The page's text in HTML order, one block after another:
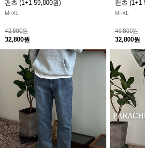
팬츠 (1+1 59,800원)
M~XL
42,800원
32,800원
팬츠 (1+1
M~XL
46,800원
32,800원